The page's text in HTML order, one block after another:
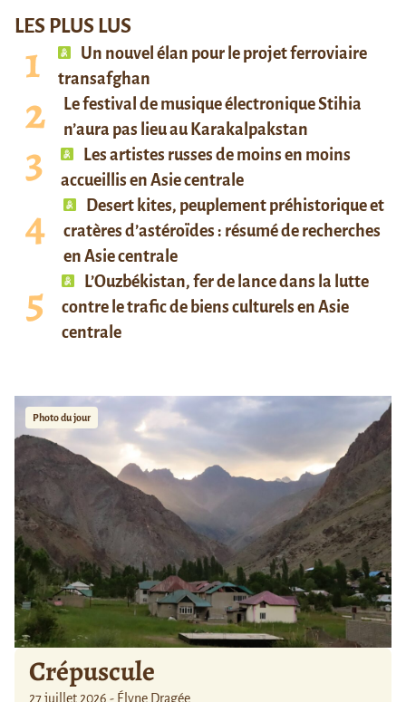
LES PLUS LUS
Un nouvel élan pour le projet ferroviaire
transafghan
Le festival de musique électronique Stihia
n’aura pas lieu au Karakalpakstan
Les artistes russes de moins en moins
accueillis en Asie centrale
Desert kites, peuplement préhistorique et
cratères d’astéroïdes : résumé de recherches
en Asie centrale
L’Ouzbékistan, fer de lance dans la lutte
contre le trafic de biens culturels en Asie
centrale
Photo du jour
Crépuscule
27 juillet 2026 - Élyne Dragée